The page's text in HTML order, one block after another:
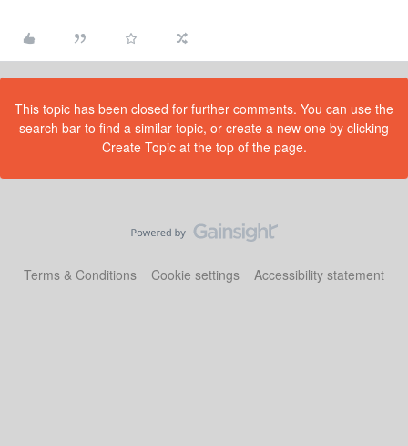
This topic has been closed for further comments. You can use the
search bar to find a similar topic, or create a new one by clicking
Create Topic at the top of the page.
Terms & Conditions Cookie settings Accessibility statement